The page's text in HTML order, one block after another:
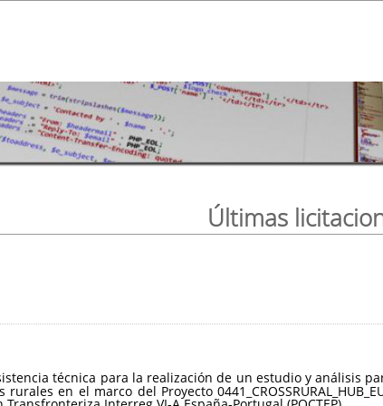
Últimas
técnica para la realización de un estudio y análisis
en el marco del Proyecto